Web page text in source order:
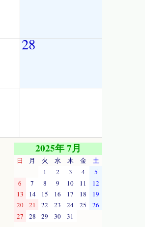
28
2025年 7月
日 月 火 水 木 金
土
1
2 3 4
5
6
7 8 9 10 11
12
13
14 15 16 17 18
19
20
21 22 23 24 25
26
27
28 29 30 31